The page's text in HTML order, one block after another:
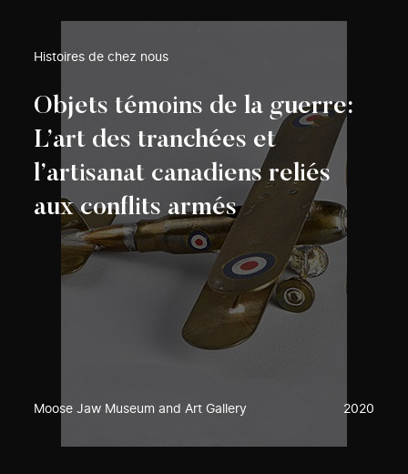
Histoires de chez nous
Objets témoins de la guerre:
L’art des tranchées et
l’artisanat canadiens reliés
aux conflits armés
Moose Jaw Museum and Art Gallery 2020